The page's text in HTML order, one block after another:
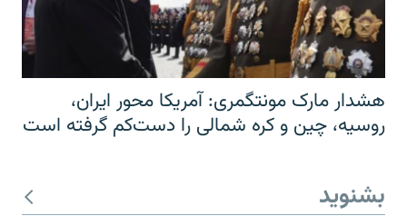
هشدار مارک مونتگمری: آمریکا محور ایران،
روسیه، چین و کره شمالی را دست‌کم گرفته است
بشنوید